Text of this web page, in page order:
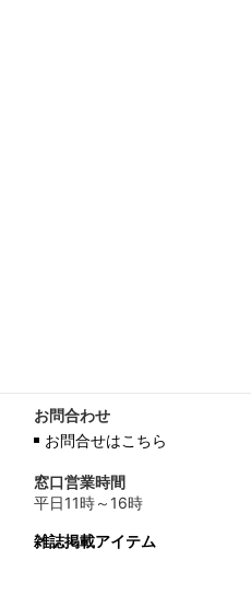
お問合わせ
お問合せはこちら
窓口営業時間
平日11時～16時
雑誌掲載アイテム